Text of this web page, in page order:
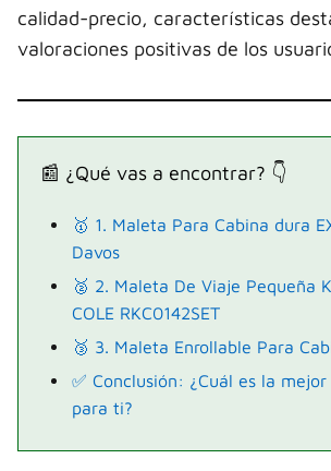
calidad-precio, características
valoraciones positivas de los
📰 ¿Qué vas a encontrar? 👇
🥇 1. Maleta Para Cabina dura
Davos
🥈 2. Maleta De Viaje Pequeña
COLE RKC0142SET
🥉 3. Maleta Enrollable Para
✅ Conclusión: ¿Cuál es la
para ti?